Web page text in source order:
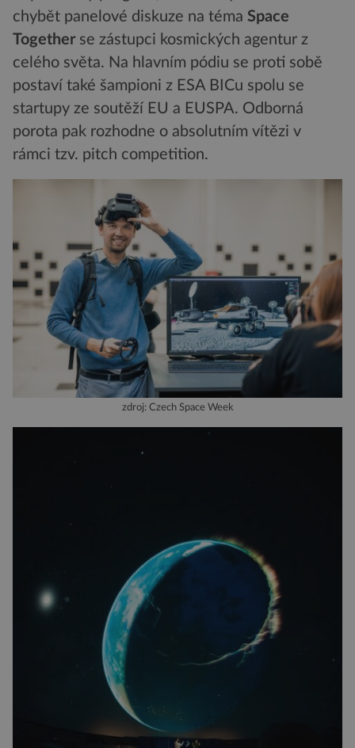
chybět panelové diskuze na téma Space
Togetherse zástupci kosmických agentur z
celého světa. Na hlavním pódiu se proti sobě
postaví také šampioni z ESA BICu spolu se
startupy ze soutěží EU a EUSPA. Odborná
porota pak rozhodne o absolutním vítězi v
rámci tzv. pitch competition.
zdroj: Czech Space Week